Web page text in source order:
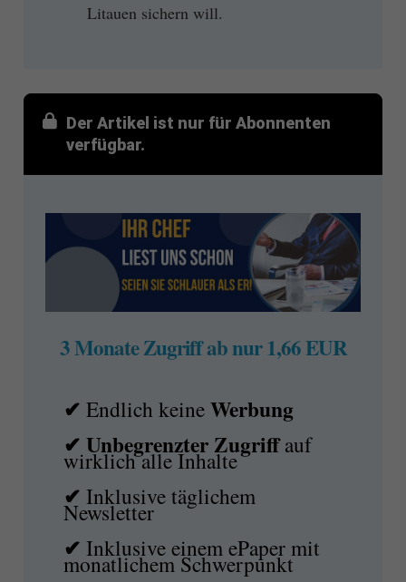
Litauen sichern will.
Der Artikel ist nur für Abonnenten
verfügbar.
3 Monate Zugriff ab nur 1,66 EUR
✔Endlich keineWerbung
✔ Unbegrenzter Zugriffauf
wirklich alle Inhalte
✔Inklusive täglichem
Newsletter
✔Inklusive einem ePaper mit
monatlichem Schwerpunkt